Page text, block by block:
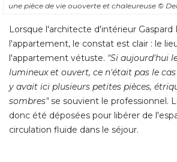
une pièce de vie ouoverte et chaleureuse ©
Lorsque l'architecte d'intérieur Gaspard
l'appartement, le constat est clair : le
l'appartement vétuste. "Si aujourd'hui
lumineux et ouvert, ce n'était pas le
y avait ici plusieurs petites pièces,
sombres"se souvient le professionnel.
donc été déposées pour libérer de
circulation fluide dans le séjour.